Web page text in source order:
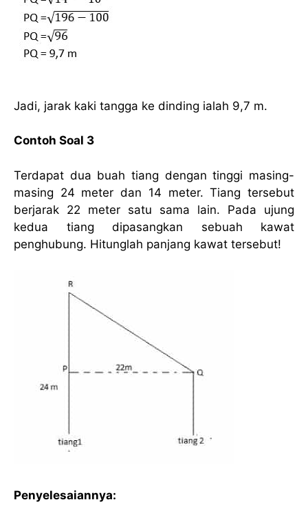
Jadi, jarak kaki tangga ke dinding ialah 9,7 m.
Contoh Soal 3
Terdapat dua buah tiang dengan tinggi masing-
masing 24 meter dan 14 meter. Tiang tersebut
berjarak 22 meter satu sama lain. Pada ujung
kedua tiang dipasangkan sebuah kawat
penghubung. Hitunglah panjang kawat tersebut!
Penyelesaiannya: